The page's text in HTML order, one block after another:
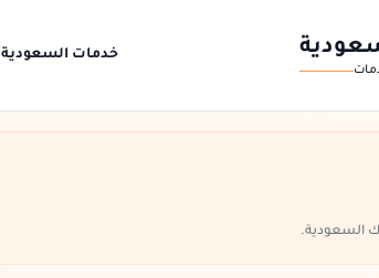
خدمات السعودية
السعودية.